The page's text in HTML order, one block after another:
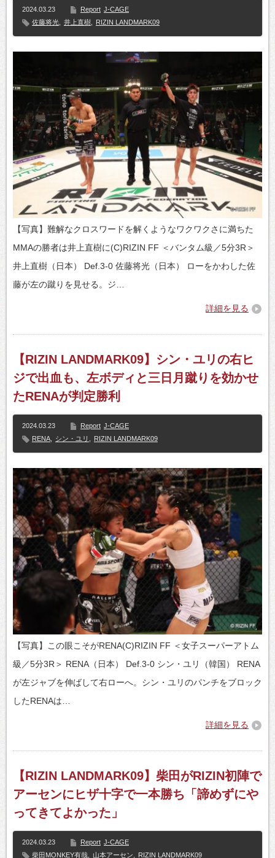
2024.03.23 Report J-CAGE
佐藤将光
井上直樹 RIZIN LANDMARK09
【写真】難解なクロスワードを解くようなワクワクさに満ちた
MMAの勝者は井上直樹に(C)RIZIN FF ＜バンタム級／5分3R＞
井上直樹（日本） Def.3-0 佐藤将光（日本） ローをかわした佐
藤が左の蹴りを見せる。ジ…
詳細を見る
【RIZIN LANDMARK09】シン・ユリの右ヒ
ジで出血も、左ボディと三日月蹴りを効かせ
たRENAが判定勝利
2024.03.23 Report J-CAGE
RENA
シン・ユリ RIZIN LANDMARK09
【写真】この眼こそがRENA(C)RIZIN FF ＜女子スーパーアトム
級／5分3R＞ RENA（日本） Def.3-0 シン・ユリ（韓国） RENA
が左ジャブを伸ばして右ローへ。シン・ユリのパンチをブロック
したRENAは…
詳細を見る
【RIZIN LANDMARK09】柴田がRIZIN初陣で
アーセンにヒザ十字で一本勝ち「諦めずにや
ってきてよかった」
2024.03.23 Report J-CAGE
柴田MONKEY有哉
山本アーセン RIZIN LANDMARK09